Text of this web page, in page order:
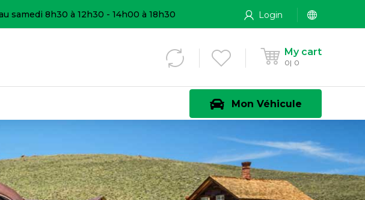
samedi 8h30 à 12h30 - 14h00 à 18h30 Login
My cart
0 0
Mon Véhicule